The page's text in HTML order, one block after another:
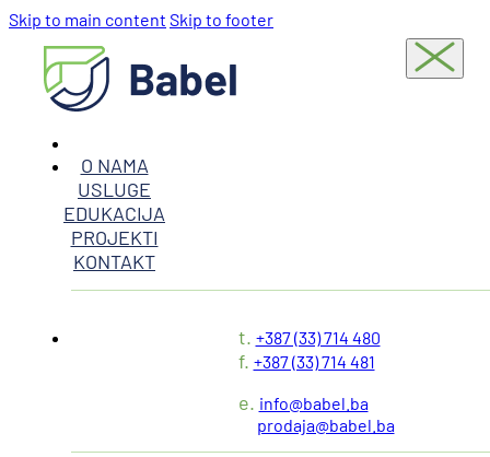
Skip to main content Skip to footer
O NAMA
USLUGE
EDUKACIJA
PROJEKTI
KONTAKT
t. +387 (33) 714 480
f. +387 (33) 714 481
e. info@babel.ba
prodaja@babel.ba